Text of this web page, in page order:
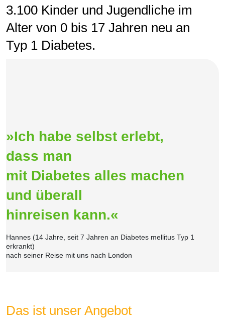
3.100 Kinder und Jugendliche im
Alter von 0 bis 17 Jahren neu an
Typ 1 Diabetes.
»Ich habe selbst erlebt,
dass man
mit Diabetes alles machen
und überall
hinreisen kann.«
Hannes (14 Jahre, seit 7 Jahren an Diabetes mellitus Typ 1
erkrankt)
nach seiner Reise mit uns nach London
Das ist unser Angebot